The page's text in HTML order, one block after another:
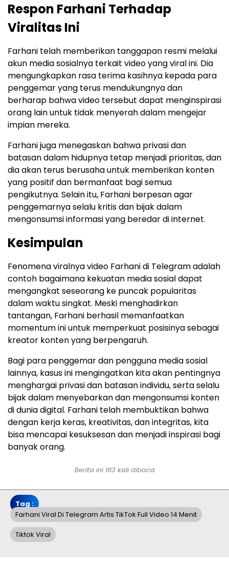
Respon Farhani Terhadap
Viralitas Ini
Farhani telah memberikan tanggapan resmi melalui
akun media sosialnya terkait video yang viral ini. Dia
mengungkapkan rasa terima kasihnya kepada para
penggemar yang terus mendukungnya dan
berharap bahwa video tersebut dapat menginspirasi
orang lain untuk tidak menyerah dalam mengejar
impian mereka.
Farhani juga menegaskan bahwa privasi dan
batasan dalam hidupnya tetap menjadi prioritas, dan
dia akan terus berusaha untuk memberikan konten
yang positif dan bermanfaat bagi semua
pengikutnya. Selain itu, Farhani berpesan agar
penggemarnya selalu kritis dan bijak dalam
mengonsumsi informasi yang beredar di internet.
Kesimpulan
Fenomena viralnya video Farhani di Telegram adalah
contoh bagaimana kekuatan media sosial dapat
mengangkat seseorang ke puncak popularitas
dalam waktu singkat. Meski menghadirkan
tantangan, Farhani berhasil memanfaatkan
momentum ini untuk memperkuat posisinya sebagai
kreator konten yang berpengaruh.
Bagi para penggemar dan pengguna media sosial
lainnya, kasus ini mengingatkan kita akan pentingnya
menghargai privasi dan batasan individu, serta selalu
bijak dalam menyebarkan dan mengonsumsi konten
di dunia digital. Farhani telah membuktikan bahwa
dengan kerja keras, kreativitas, dan integritas, kita
bisa mencapai kesuksesan dan menjadi inspirasi bagi
banyak orang.
Berita ini 183 kali dibaca
Tag :
Farhani Viral Di Telegram Artis TikTok Full Video 14 Menit
Tiktok Viral